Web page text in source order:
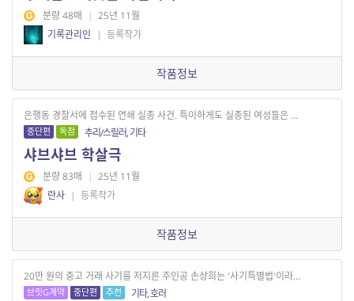
분량 48매 | 25년 11월
기록관리인
| 등록작가
작품정보
은행동 경찰서에 접수된 연쇄 실종 사건. 특이하게도 실종된 여성들은 ...
중단편 독점 추리/스릴러, 기타
샤브샤브 학살극
분량 83매 | 25년 11월
란사 | 등록작가
작품정보
20만 원의 중고 거래 사기를 저지른 주인공 손상희는 '사기특별법'이라...
브릿G계약 중단편 추천 기타, 호러